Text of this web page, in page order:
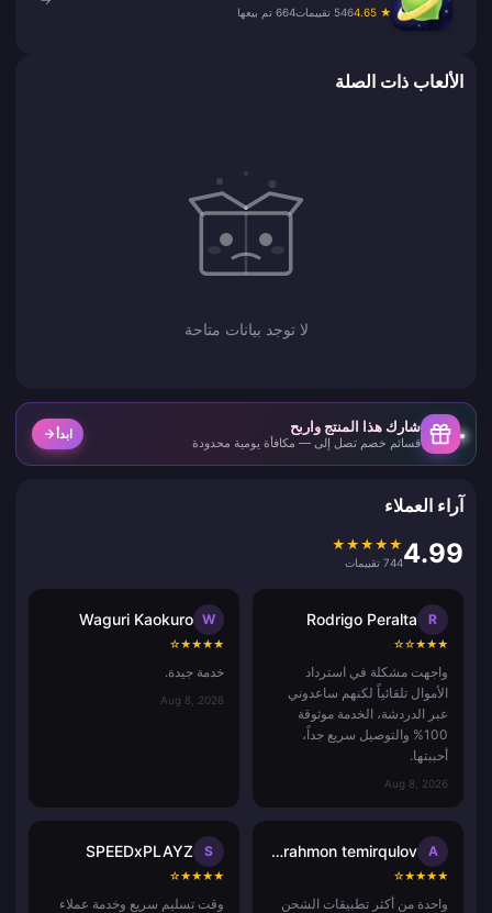
★ 4.65 546 تقييمات 664 تم بيعها
الألعاب ذات الصلة
لا توجد بيانات متاحة
شارك هذا المنتج واربح
قسائم خصم تصل إلى — مكافأة يومية محدودة
ابدأ
آراء العملاء
4.99
★
★
★
★
★
744 تقييمات
R
Rodrigo Peralta
★
★
★
☆
☆
واجهت مشكلة في استرداد
الأموال تلقائياً لكنهم ساعدوني
عبر الدردشة، الخدمة موثوقة
100% والتوصيل سريع جداً،
أحببتها.
Aug 8, 2026
W
Waguri Kaokuro
★
★
★
★
☆
خدمة جيدة.
Aug 8, 2026
A
abdurahmon temirqulov
★
★
★
★
☆
واحدة من أكثر تطبيقات الشحن
S
SPEEDxPLAYZ
★
★
★
★
☆
وقت تسليم سريع وخدمة عملاء